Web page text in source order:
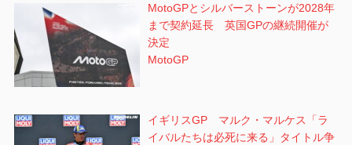
MotoGPとシルバーストーンが2028年
まで契約延長 英国GPの継続開催が
決定
MotoGP
イギリスGP マルク・マルケス「ラ
イバルたちは必死に来る」タイトル争